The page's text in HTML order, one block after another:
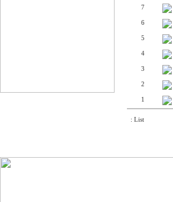
7
6
5
4
3
2
1
: List